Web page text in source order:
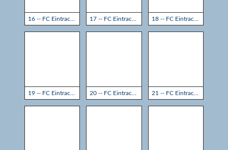
16 -- FC Eintracht Rheine - TSG Sprockhövel 3:3 17 -- FC Eintracht Rheine - TSG Sprockhövel 3:3 18 -- FC Eintracht Rheine - TSG Sprockhövel 3:3
19 -- FC Eintracht Rheine - TSG Sprockhövel 3:3 20 -- FC Eintracht Rheine - TSG Sprockhövel 3:3 21 -- FC Eintracht Rheine - TSG Sprockhövel 3:3